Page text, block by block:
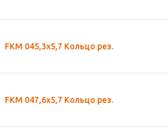
FKM 045,3х5,7 Кольцо рез.
FKM 047,6х5,7 Кольцо рез.